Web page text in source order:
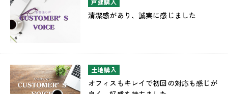
戸建購入
清潔感があり、誠実に感じました
土地購入
オフィスもキレイで初回の対応も感じが